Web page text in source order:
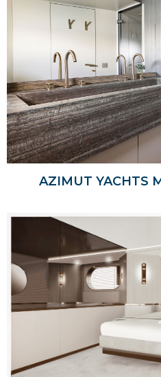
AZIMUT YACHTS